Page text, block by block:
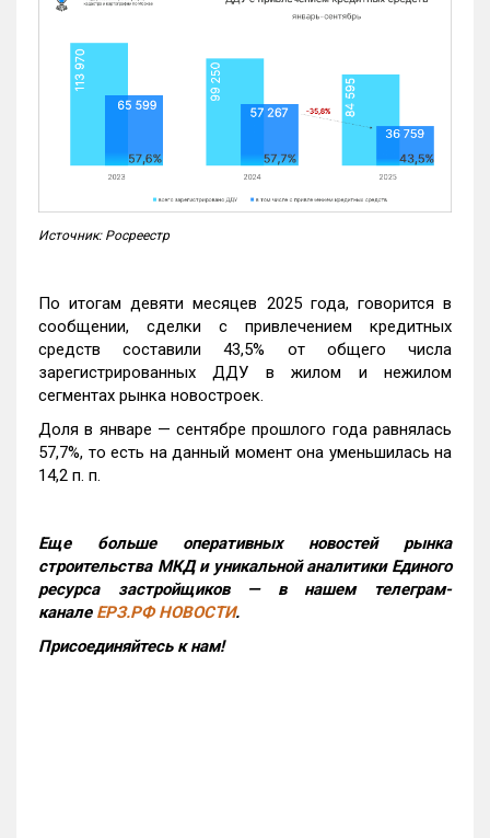
Источник: Росреестр
По итогам девяти месяцев 2025 года, говорится в
сообщении, сделки с привлечением кредитных
средств составили 43,5% от общего числа
зарегистрированных ДДУ в жилом и нежилом
сегментах рынка новостроек.
Доля в январе — сентябре прошлого года равнялась
57,7%, то есть на данный момент она уменьшилась на
14,2 п. п.
Еще больше оперативных новостей рынка
строительства МКД и уникальной аналитики Единого
ресурса застройщиков — в нашем телеграм-
канале ЕРЗ.РФ НОВОСТИ.
Присоединяйтесь к нам!